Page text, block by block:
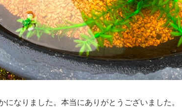
なりました。本当にありがとうございました。